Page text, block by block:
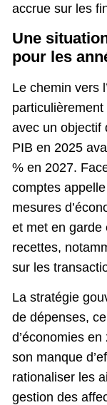
accrue sur les
Une
pour les
Le chemin vers
avec un objectif
PIB en 2025
% en 2027.
comptes
mesures
et met en garde
recettes,
sur les
La stratégie
de dépenses,
d’économies
son manque
rationaliser les
gestion des